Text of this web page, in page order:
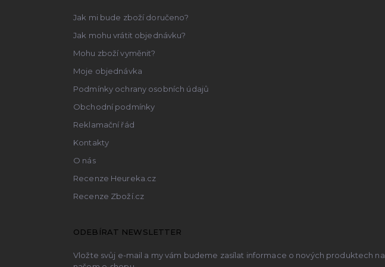
Jak mi bude zboží doručeno?
Jak mohu vrátit objednávku?
Mohu zboží vyměnit?
Moje objednávka
Podmínky ochrany osobních údajů
Obchodní podmínky
Reklamační řád
Kontakty
O nás
Recenze Heureka.cz
Recenze Zboží.cz
ODEBÍRAT NEWSLETTER
Vložte svůj e-mail a my vám budeme zasílat informace o nových produktech na